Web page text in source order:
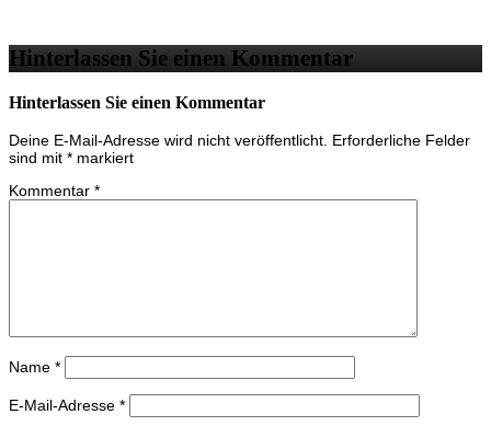
Hinterlassen Sie einen Kommentar
Hinterlassen Sie einen Kommentar
Deine E-Mail-Adresse wird nicht veröffentlicht. Erforderliche Felder
sind mit * markiert
Kommentar *
Name *
E-Mail-Adresse *